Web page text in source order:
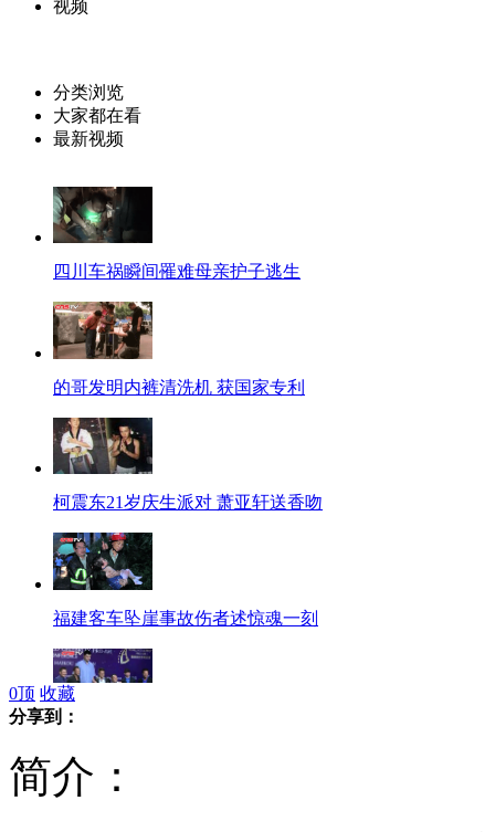
视频
分类浏览
大家都在看
最新视频
四川车祸瞬间罹难母亲护子逃生
的哥发明内裤清洗机 获国家专利
柯震东21岁庆生派对 萧亚轩送香吻
福建客车坠崖事故伤者述惊魂一刻
0顶 收藏
分享到：
简介：